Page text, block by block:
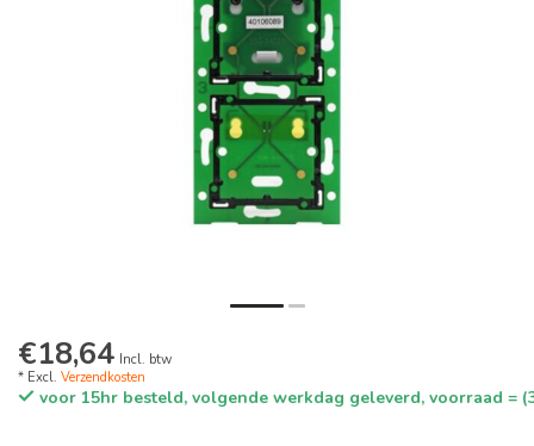
€18,64 Incl. btw
* Excl. Verzendkosten
voor 15hr besteld, volgende werkdag geleverd, voorraad =